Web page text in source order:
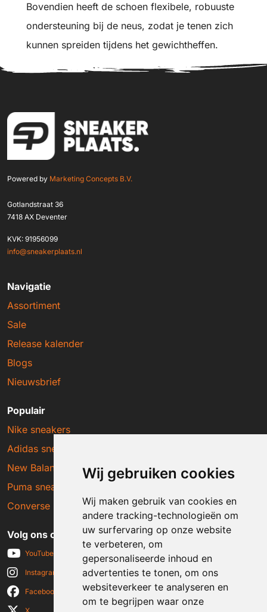
Wij gebruiken cookies
Wij maken gebruik van cookies en
andere tracking-technologieën om
uw surfervaring op onze website
te verbeteren, om
gepersonaliseerde inhoud en
advertenties te tonen, om ons
websiteverkeer te analyseren en
om te begrijpen waar onze
Bovendien heeft de schoen flexibele, robuuste
ondersteuning bij de neus, zodat je tenen zich
kunnen spreiden tijdens het gewichtheffen.
Powered by Marketing Concepts B.V.
Gotlandstraat 36
7418 AX Deventer
KVK: 91956099
info@sneakerplaats.nl
Navigatie
Assortiment
Sale
Release kalender
Blogs
Nieuwsbrief
Populair
Nike sneakers
Adidas sneakers
New Balance sneakers
Puma sneakers
Converse sneakers
Volg ons op social media
YouTube
Instagram
Facebook